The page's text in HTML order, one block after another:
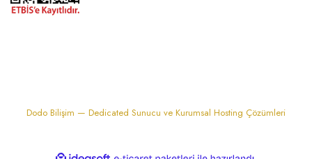
Dodo Bilişim — Dedicated Sunucu ve Kurumsal Hosting Çözümleri